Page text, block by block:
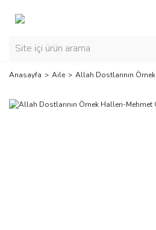
Anasayfa Aile Allah Dostlarının